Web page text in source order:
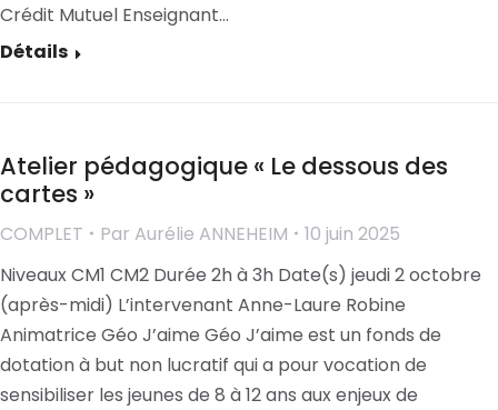
Crédit Mutuel Enseignant…
Détails
Atelier pédagogique « Le dessous des
cartes »
COMPLET Par Aurélie ANNEHEIM
10 juin 2025
Niveaux CM1 CM2 Durée 2h à 3h Date(s) jeudi 2 octobre
(après-midi) L’intervenant Anne-Laure Robine
Animatrice Géo J’aime Géo J’aime est un fonds de
dotation à but non lucratif qui a pour vocation de
sensibiliser les jeunes de 8 à 12 ans aux enjeux de